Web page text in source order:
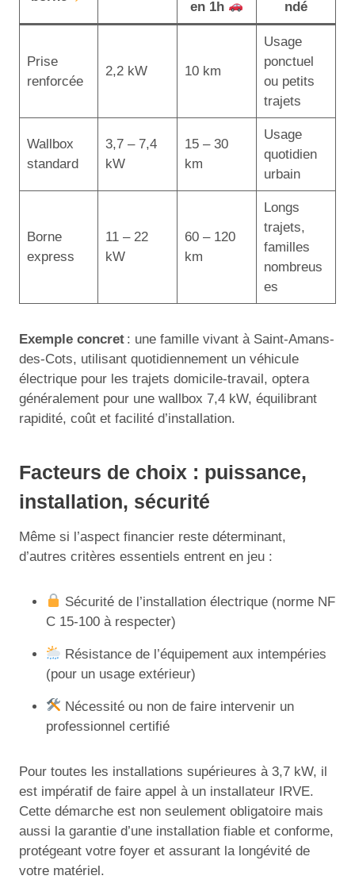
en 1h
ndé
Prise
renforcée
2,2 kW 10 km
Usage
ponctuel
ou petits
trajets
Wallbox
standard
3,7 – 7,4
kW
15 – 30
km
Usage
quotidien
urbain
Borne
express
11 – 22
kW
60 – 120
km
Longs
trajets,
familles
nombreus
es
Exemple concret : une famille vivant à Saint-Amans-
des-Cots, utilisant quotidiennement un véhicule
électrique pour les trajets domicile-travail, optera
généralement pour une wallbox 7,4 kW, équilibrant
rapidité, coût et facilité d’installation.
Facteurs de choix : puissance,
installation, sécurité
Même si l’aspect financier reste déterminant,
d’autres critères essentiels entrent en jeu :
Sécurité de l’installation électrique (norme NF
C 15-100 à respecter)
Résistance de l’équipement aux intempéries
(pour un usage extérieur)
Nécessité ou non de faire intervenir un
professionnel certifié
Pour toutes les installations supérieures à 3,7 kW, il
est impératif de faire appel à un installateur IRVE.
Cette démarche est non seulement obligatoire mais
aussi la garantie d’une installation fiable et conforme,
protégeant votre foyer et assurant la longévité de
votre matériel.